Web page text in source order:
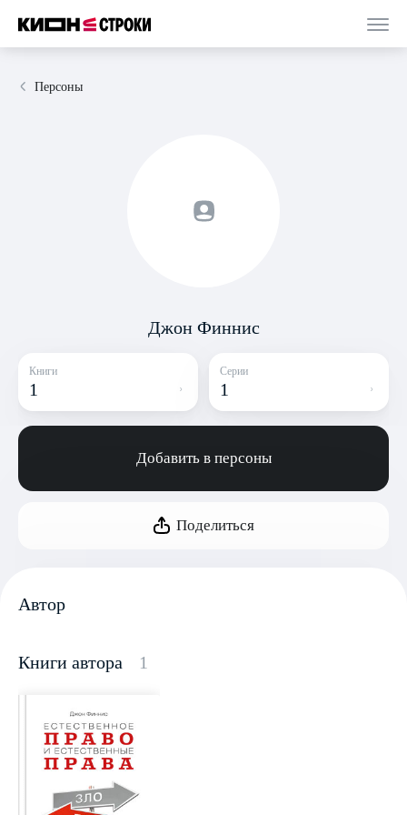
Персоны
Джон Финнис
Книги
1
Серии
1
Добавить в персоны
Поделиться
Автор
Книги автора 1